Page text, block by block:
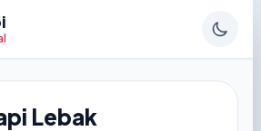
Lebak